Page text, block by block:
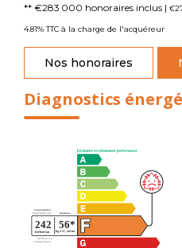
** €283 000 honoraires inclus |
4.81% TTC à la charge de l'acquéreur
Nos honoraires
Diagnostics